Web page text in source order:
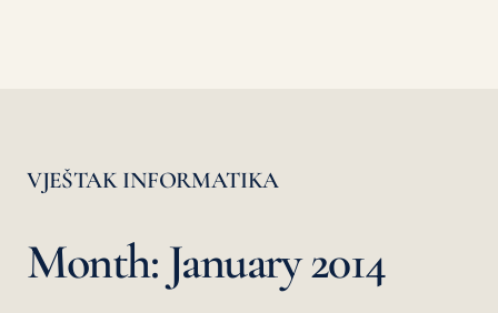
VJEŠTAK INFORMATIKA
Month: January 2014